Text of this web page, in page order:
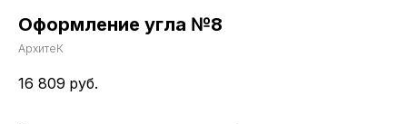
Оформление угла №8
АрхитеК
16 809 руб.